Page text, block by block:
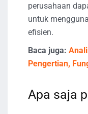
perusahaan
untuk
efisien.
Baca juga:
Pengertian,
Apa saja